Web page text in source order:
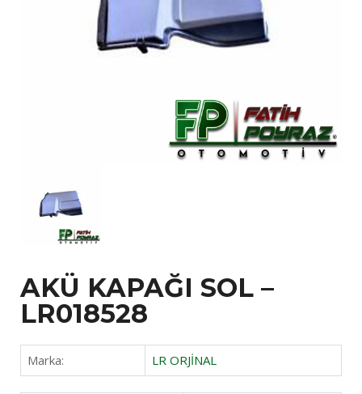
AKÜ KAPAĞI SOL –
LR018528
Marka: LR ORJİNAL